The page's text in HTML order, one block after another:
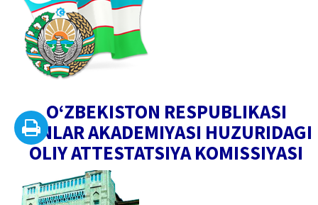
O‘ZBEKISTON RESPUBLIKASI
FANLAR AKADEMIYASI HUZURIDAGI
OLIY ATTESTATSIYA KOMISSIYASI